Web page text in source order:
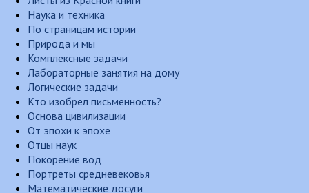
Наука и техника
По страницам истории
Природа и мы
Комплексные задачи
Лабораторные занятия на дому
Логические задачи
Кто изобрел письменность?
Основа цивилизации
От эпохи к эпохе
Отцы наук
Покорение вод
Портреты средневековья
Математические досуги